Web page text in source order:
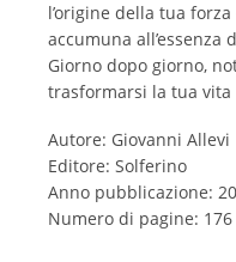
l’origine della tua
accumuna
Giorno dopo giorno,
trasformarsi la tua vita
Autore: Giovanni Allevi
Editore: Solferino
Anno pubblicazione:
Numero di pagine: 176